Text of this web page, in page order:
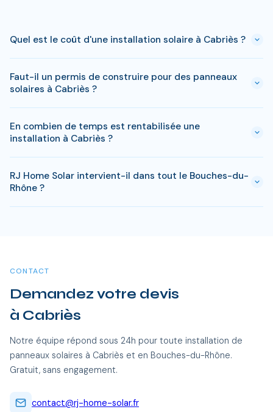
Quel est le coût d'une installation solaire à Cabriès ?
à 9 kWc). Après les aides disponibles en Bouches-du-Rhône
(MaPrimeRénov', prime autoconsommation, TVA réduite), le
reste à charge peut descendre sous 4 000 € pour une
installation standard de 3 kWc.
Faut-il un permis de construire pour des panneaux
solaires à Cabriès ?
à Cabriès. Si votre bien est classé ou en zone protégée en
Bouches-du-Rhône, des règles spécifiques peuvent
s'appliquer. RJ Home Solar gère toutes ces démarches sans
surcoût.
En combien de temps est rentabilisée une
installation à Cabriès ?
ans selon votre consommation. Les aides disponibles en
Bouches-du-Rhône permettent de reduire significativement
ce delai.
RJ Home Solar intervient-il dans tout le Bouches-du-
Rhône ?
CONTACT
Demandez votre devis
à Cabriès
Notre équipe répond sous 24h pour toute installation de
panneaux solaires à Cabriès et en Bouches-du-Rhône.
Gratuit, sans engagement.
contact@rj-home-solar.fr